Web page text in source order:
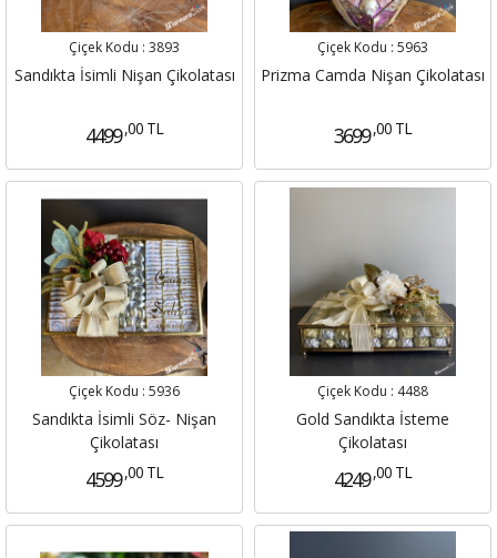
Çiçek Kodu : 3893
Sandıkta İsimli Nişan Çikolatası
4499 ,00 TL
Çiçek Kodu : 5963
Prizma Camda Nişan Çikolatası
3699 ,00 TL
Çiçek Kodu : 5936
Sandıkta İsimli Söz- Nişan
Çikolatası
4599 ,00 TL
Çiçek Kodu : 4488
Gold Sandıkta İsteme
Çikolatası
4249 ,00 TL